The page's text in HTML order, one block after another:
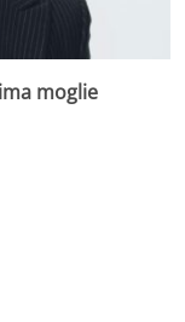
moglie